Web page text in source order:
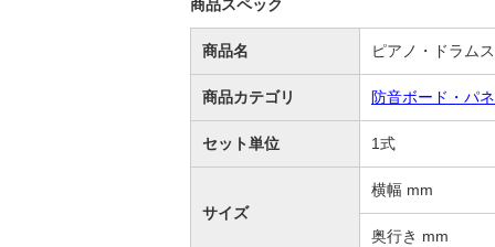
商品スペック
商品名 ピアノ・ドラム
商品カテゴリ 防音ボード・パ
セット単位 1式
サイズ
横幅 mm
奥行き mm